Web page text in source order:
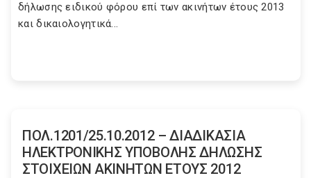
δήλωσης ειδικού φόρου επί των ακινήτων έτους 2013
και δικαιολογητικά...
ΠΟΛ.1201/25.10.2012 – ΔΙΑΔΙΚΑΣΙΑ
ΗΛΕΚΤΡΟΝΙΚΗΣ ΥΠΟΒΟΛΗΣ ΔΗΛΩΣΗΣ
ΣΤΟΙΧΕΙΩΝ ΑΚΙΝΗΤΩΝ ΕΤΟΥΣ 2012